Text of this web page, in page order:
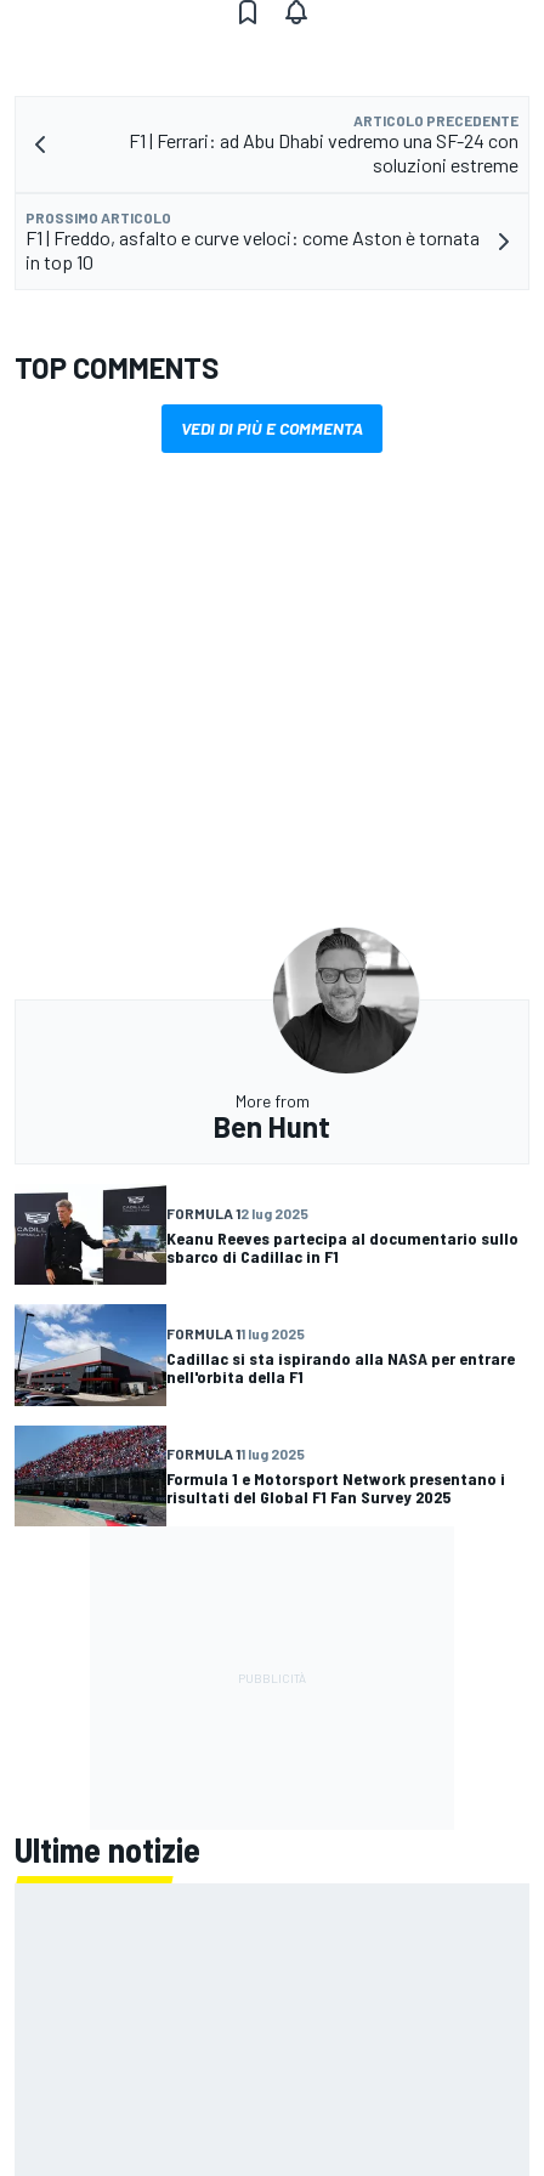
ARTICOLO PRECEDENTE
F1 | Ferrari: ad Abu Dhabi vedremo una SF-24 con
soluzioni estreme
PROSSIMO ARTICOLO
F1 | Freddo, asfalto e curve veloci: come Aston è tornata
in top 10
TOP COMMENTS
VEDI DI PIÙ E COMMENTA
More from
Ben Hunt
FORMULA 12 lug 2025
Keanu Reeves partecipa al documentario sullo
sbarco di Cadillac in F1
FORMULA 11 lug 2025
Cadillac si sta ispirando alla NASA per entrare
nell'orbita della F1
FORMULA 11 lug 2025
Formula 1 e Motorsport Network presentano i
risultati del Global F1 Fan Survey 2025
Ultime notizie